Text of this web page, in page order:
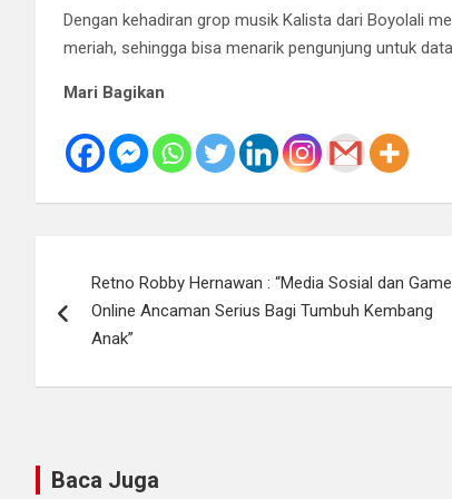
Dengan kehadiran grop musik Kalista dari Boyolali
meriah, sehingga bisa menarik pengunjung untuk
Mari Bagikan
posRetno Robby Hernawan : “Media Sosial dan Game
Online Ancaman Serius Bagi Tumbuh Kembang
Anak”
Baca Juga